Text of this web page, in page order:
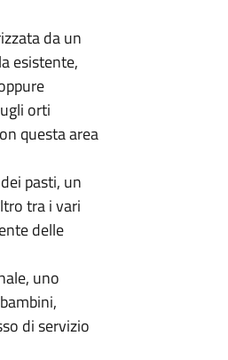
da un
esistente,
orti
questa area
pasti, un
tra i vari
delle
uno
di servizio